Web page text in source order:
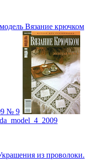
Вязание крючком
№ 9
из проволоки.